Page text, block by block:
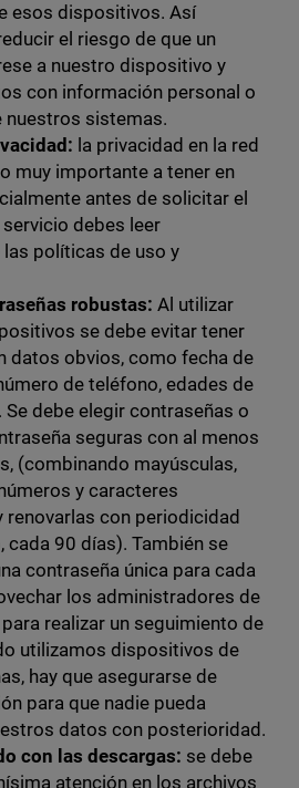
esos dispositivos. Así
el riesgo de que un
a nuestro dispositivo y
con información personal o
sistemas.
la privacidad en la red
muy importante a tener en
antes de solicitar el
debes leer
políticas de uso y
robustas: Al utilizar
se debe evitar tener
datos obvios, como fecha de
de teléfono, edades de
Se debe elegir contraseñas o
seguras con al menos
(combinando mayúsculas,
y caracteres
renovarlas con periodicidad
cada 90 días). También se
contraseña única para cada
los administradores de
realizar un seguimiento de
utilizamos dispositivos de
hay que asegurarse de
para que nadie pueda
datos con posterioridad.
con las descargas: se debe
atención en los archivos